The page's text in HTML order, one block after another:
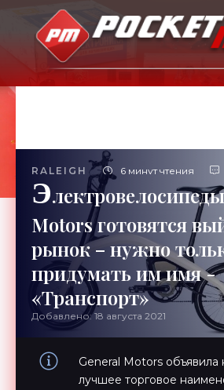
RALEIGH 6 минут чтения
Э
Motors готовятся
рынок – нужно
придумать им имя -
«Транспорт»
Добавлено: 18 августа 2021
General Motors объявила
лучшее торговое